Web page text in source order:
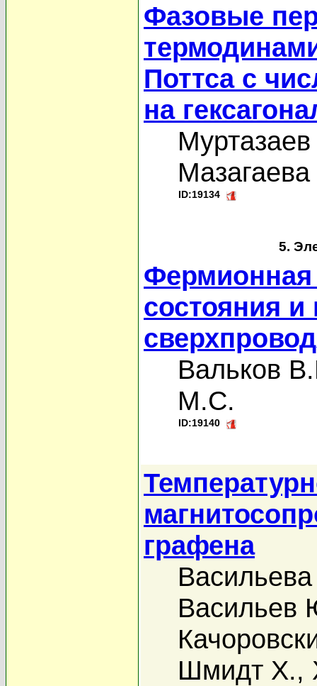
Фазовые
Поттса с
на
ID:19134
5.
Фермионная
состояния и
Вальков
М.С.
ID:19140
графена
Васильев
Шмидт Х.,